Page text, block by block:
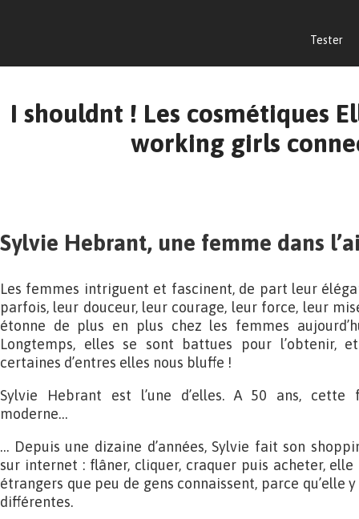
Tester
I shouldnt ! Les cosmétiques
working girls
Sylvie Hebrant, une femme dans
Les femmes intriguent et fascinent, de part leur
parfois, leur douceur, leur courage, leur force, leur
étonne de plus en plus chez les femmes
Longtemps, elles se sont battues pour l’obtenir,
certaines d’entres elles nous bluffe !
Sylvie Hebrant est l’une d’elles. A 50 ans, cette
moderne…
… Depuis une dizaine d’années, Sylvie fait son
sur internet : flâner, cliquer, craquer puis acheter,
étrangers que peu de gens connaissent, parce qu’elle
différentes.